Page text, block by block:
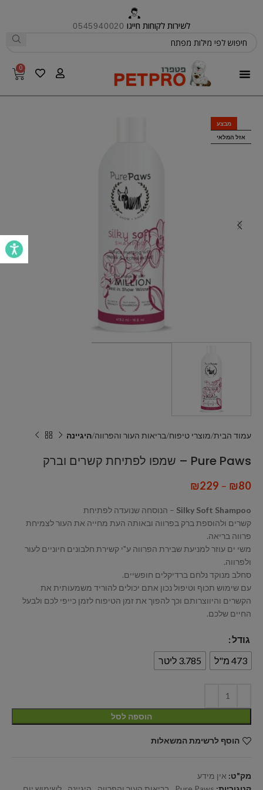
לשירות לקוחות חייגו 0545940020
0
מבצע
אזל המלאי
עמוד הבית מוצרי טיפוח בריאות העור והפרווה היגיינה
Pure Paws – שמפו לפתיחת קשרים וברק
₪80
–
₪229
Silky Soft Shampoo – הנוסחה שנועדה לפתיחת
קשרים ולהוספת ברק בפרווה ובאותה העת מחייה את העור לצמיחת
פרווה בריאה.
משי ים עוזר למניעת שבירת הפרווה ע"י קשירת חלבונים חיוניים לעור
ולפרווה.
סחלב מנוקד נלחם ברדיקלים חופשיים.
עם שימוש תכוף וטיפול נכון אתם יכולים להוריד משמעותית את
הקשרים והיווצרותם וכך להפוך את זמן הטיפוח לזמן כייפי לכם ולבעל
החיים שלכם.
גודל
473 מ"ל
3.785 ליטר
הוספה לסל
הוסף לרשימת המשאלות
מק"ט: אין מידע